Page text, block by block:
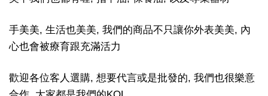
手美美, 生活也美美, 我們的商品不只讓你外表美美, 內
心也會被療育跟充滿活力
歡迎各位客人選購, 想要代言或是批發的, 我們也很樂意